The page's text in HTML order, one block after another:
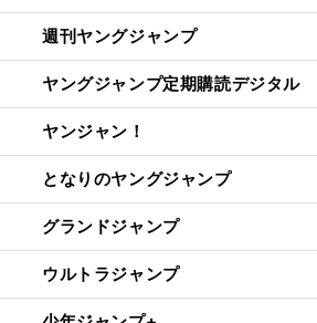
週刊ヤングジャンプ
ヤングジャンプ定期購読デジタル
ヤンジャン！
となりのヤングジャンプ
グランドジャンプ
ウルトラジャンプ